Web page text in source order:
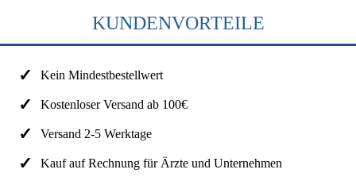
KUNDENVORTEILE
Kein Mindestbestellwert
Kostenloser Versand ab 100€
Versand 2-5 Werktage
Kauf auf Rechnung für Ärzte und Unternehmen